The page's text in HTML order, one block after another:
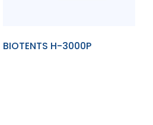
BIOTENTS H-3000P